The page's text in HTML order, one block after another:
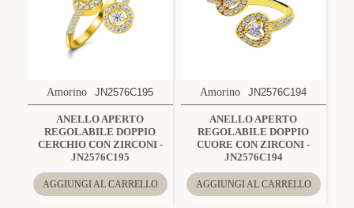
Amorino JN2576C195
ANELLO APERTO
REGOLABILE DOPPIO
CERCHIO CON ZIRCONI -
JN2576C195
AGGIUNGI AL CARRELLO
Amorino JN2576C194
ANELLO APERTO
REGOLABILE DOPPIO
CUORE CON ZIRCONI -
JN2576C194
AGGIUNGI AL CARRELLO